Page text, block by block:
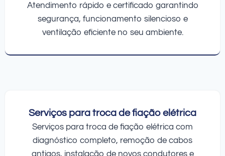
Atendimento rápido e certificado garantindo
segurança, funcionamento silencioso e
ventilação eficiente no seu ambiente.
Serviços para troca de fiação elétrica
Serviços para troca de fiação elétrica com
diagnóstico completo, remoção de cabos
antigos, instalação de novos condutores e